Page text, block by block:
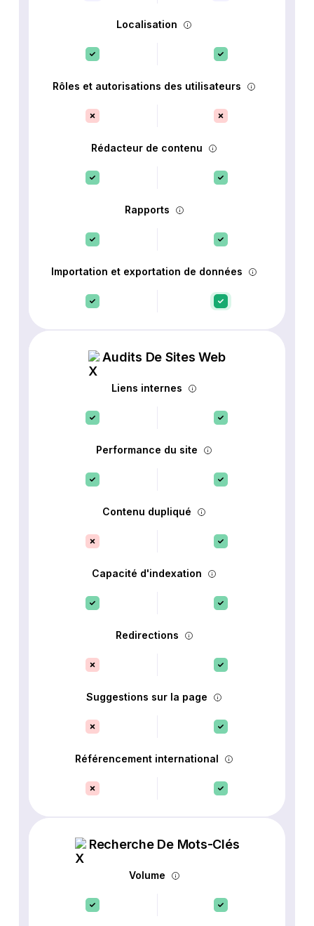
Localisation
Rôles et autorisations des utilisateurs
Rédacteur de contenu
Rapports
Importation et exportation de données
Audits De Sites Web
Liens internes
Performance du site
Contenu dupliqué
Capacité d'indexation
Redirections
Suggestions sur la page
Référencement international
Recherche De Mots-Clés
Volume